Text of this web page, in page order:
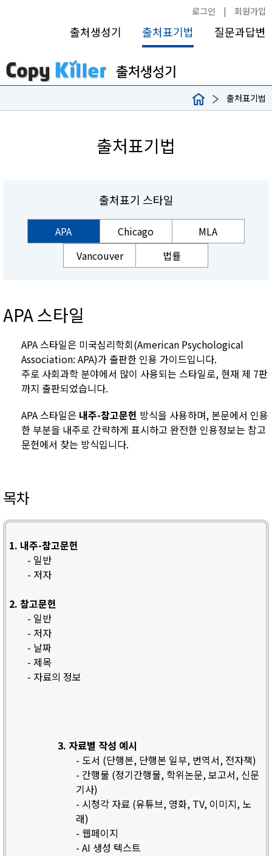
로그인 | 회원가입
출처생성기 출처표기법 질문과답변
출처표기법
출처표기법
출처표기 스타일
APA Chicago
MLA
Vancouver
법률
APA 스타일
APA 스타일은 미국심리학회(American Psychological
Association: APA)가 출판한 인용 가이드입니다.
주로 사회과학 분야에서 많이 사용되는 스타일로, 현재 제 7판
까지 출판되었습니다.
APA 스타일은 내주-참고문헌 방식을 사용하며, 본문에서 인용
한 부분을 내주로 간략하게 표시하고 완전한 인용정보는 참고
문헌에서 찾는 방식입니다.
목차
1. 내주-참고문헌
- 일반
- 저자
2. 참고문헌
- 일반
- 저자
- 날짜
- 제목
- 자료의 정보
3. 자료별 작성 예시
- 도서 (단행본, 단행본 일부, 번역서, 전자책)
- 간행물 (정기간행물, 학위논문, 보고서, 신문
기사)
- 시청각 자료 (유튜브, 영화, TV, 이미지, 노
래)
- 웹페이지
- AI 생성 텍스트